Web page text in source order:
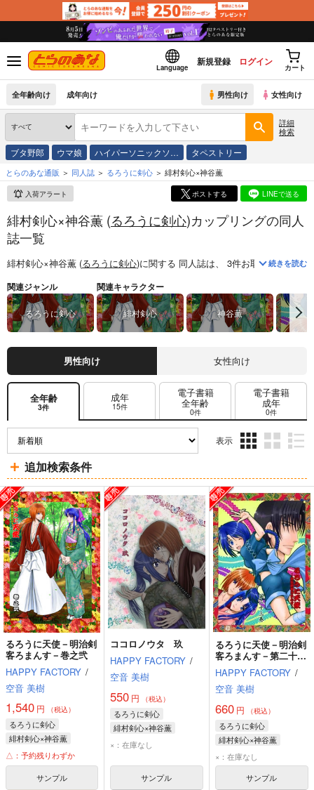
Language
新規登録 ログイン
カート
全年齢向け 成年向け 男性向け 女性向け
詳細
検索
ブタ野郎 ウマ娘 ハイパーソニックソ… タペストリー
とらのあな通販 同人誌 るろうに剣心 緋村剣心×神谷薫
入荷アラート ポストする LINEで送る
緋村剣心×神谷薫 (るろうに剣心)カップリングの同人
誌一覧
緋村剣心×神谷薫 (るろうに剣心)に関する 同人誌は、 3件お取り扱いがご
続きを読む
関連ジャンル
るろうに剣心
関連キャラクター
緋村剣心 神谷薫
男性向け 女性向け
全年齢
3件
成年
15件
電子書籍
全年齢
0件
電子書籍
成年
0件
表示
ム
表
示
ム
表
示
ム
表
示
追加検索条件
るろうに天使－明治剣
客ろまんす－巻之弐
HAPPY FACTORY /
空音 美樹
1,540 円 （税込）
るろうに剣心
緋村剣心×神谷薫
緋村剣心
神谷薫
△：予約残りわずか
サンプル
ココロノウタ 玖
HAPPY FACTORY /
空音 美樹
550 円 （税込）
るろうに剣心
緋村剣心×神谷薫
緋村剣心
×：在庫なし
サンプル
るろうに天使－明治剣
客ろまんす－第二十三
巻
HAPPY FACTORY /
空音 美樹
660円 （税込）
るろうに剣心
緋村剣心×神谷薫
緋村剣心
巻町操
×：在庫なし
サンプル